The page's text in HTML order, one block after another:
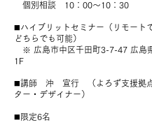
個別相談 10：00～10：30
◼️ハイブリットセミナー（リモート
どちらでも可能）
※ 広島市中区千田町3-7-47 広島
1F
◼️講師 沖 宣行 （よろず支援拠点
ター・デザイナー）
◼️限定6名